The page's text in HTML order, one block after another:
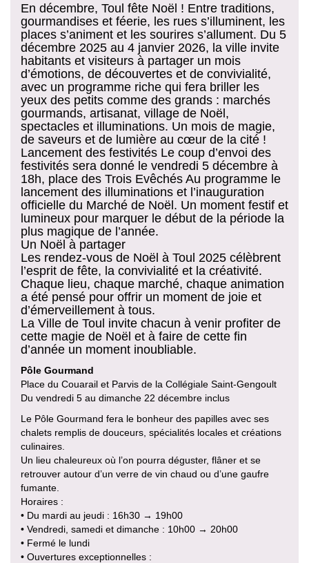
En décembre, Toul fête Noël ! Entre traditions,
gourmandises et féerie, les rues s’illuminent, les
places s’animent et les sourires s’allument. Du 5
décembre 2025 au 4 janvier 2026, la ville invite
habitants et visiteurs à partager un mois
d’émotions, de découvertes et de convivialité,
avec un programme riche qui fera briller les
yeux des petits comme des grands : marchés
gourmands, artisanat, village de Noël,
spectacles et illuminations. Un mois de magie,
de saveurs et de lumière au cœur de la cité !
Lancement des festivités Le coup d’envoi des
festivités sera donné le vendredi 5 décembre à
18h, place des Trois Evêchés Au programme le
lancement des illuminations et l’inauguration
officielle du Marché de Noël. Un moment festif et
lumineux pour marquer le début de la période la
plus magique de l’année.
Un Noël à partager
Les rendez-vous de Noël à Toul 2025 célèbrent
l’esprit de fête, la convivialité et la créativité.
Chaque lieu, chaque marché, chaque animation
a été pensé pour offrir un moment de joie et
d’émerveillement à tous.
La Ville de Toul invite chacun à venir profiter de
cette magie de Noël et à faire de cette fin
d’année un moment inoubliable.
Pôle Gourmand
Place du Couarail et Parvis de la Collégiale Saint-Gengoult
Du vendredi 5 au dimanche 22 décembre inclus
Le Pôle Gourmand fera le bonheur des papilles avec ses
chalets remplis de douceurs, spécialités locales et créations
culinaires.
Un lieu chaleureux où l’on pourra déguster, flâner et se
retrouver autour d’un verre de vin chaud ou d’une gaufre
fumante.
Horaires :
• Du mardi au jeudi : 16h30 → 19h00
• Vendredi, samedi et dimanche : 10h00 → 20h00
• Fermé le lundi
• Ouvertures exceptionnelles :